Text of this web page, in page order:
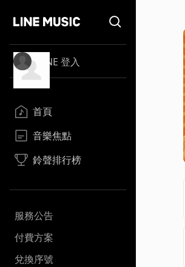
LINE 登入
首頁
音樂焦點
鈴聲排行榜
服務公告
付費方案
兌換序號